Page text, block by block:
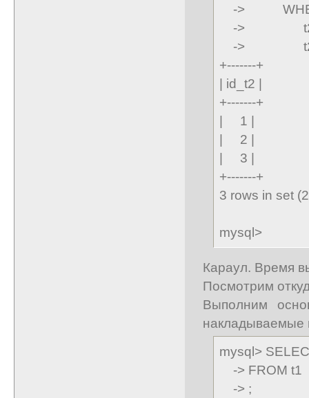
->
->
->
+-------+
| id_t2 |
+-------+
| 1 |
| 2 |
| 3 |
+-------+
3 rows in set
mysql>
Караул. Время
Посмотрим
Выполним
накладываемые
mysql>
-> FROM t1
-> ;